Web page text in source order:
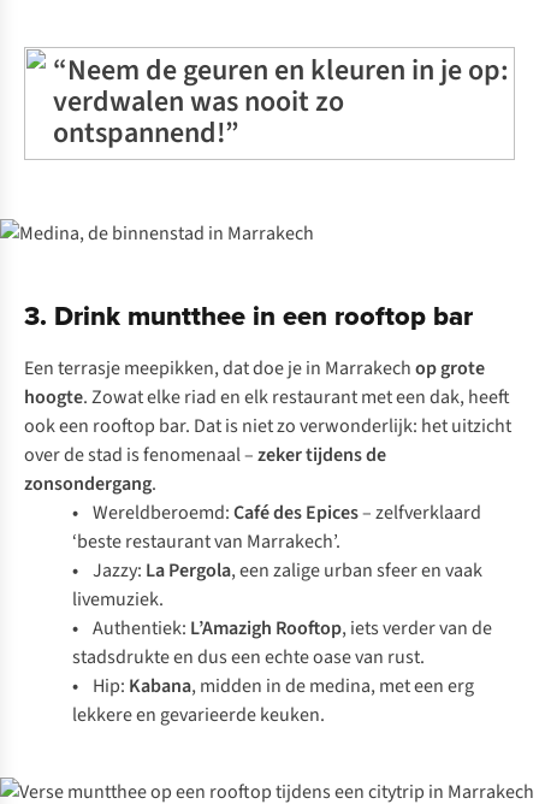
“Neem de geuren en kleuren in je op:
verdwalen was nooit zo
ontspannend!”
3. Drink muntthee in een rooftop bar
Een terrasje meepikken, dat doe je in Marrakechop grote
hoogte. Zowat elke riad en elk restaurant met een dak, heeft
ook een rooftop bar. Dat is niet zo verwonderlijk: het uitzicht
over de stad is fenomenaal –zeker tijdens de
zonsondergang.
• Wereldberoemd:Café des Epices– zelfverklaard
‘beste restaurant van Marrakech’.
• Jazzy: La Pergola, een zalige urban sfeer en vaak
livemuziek.
• Authentiek: L’Amazigh Rooftop, iets verder van de
stadsdrukte en dus een echte oase van rust.
• Hip: Kabana, midden in de medina, met een erg
lekkere en gevarieerde keuken.